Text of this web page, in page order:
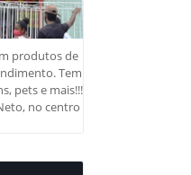
produtos de
Tem
pets e mais!!!
no centro